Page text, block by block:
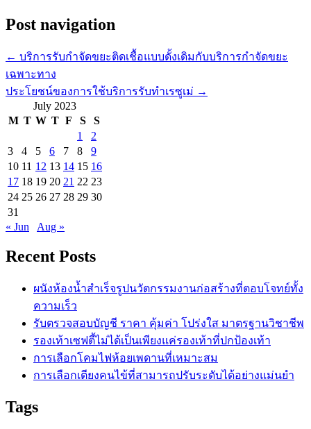
Post navigation
← บริการรับกำจัดขยะติดเชื้อแบบดั้งเดิมกับบริการกำจัดขยะ
เฉพาะทาง
ประโยชน์ของการใช้บริการรับทำเรซูเม่ →
July 2023
M T W T F S
S
1
2
3
4 5 6 7 8
9
10 11 12 13 14 15 16
17 18 19 20 21 22 23
24 25 26 27 28 29 30
31
« Jun
Aug »
Recent Posts
ผนังห้องน้ำสำเร็จรูปนวัตกรรมงานก่อสร้างที่ตอบโจทย์ทั้ง
ความเร็ว
รับตรวจสอบบัญชี ราคา คุ้มค่า โปร่งใส มาตรฐานวิชาชีพ
รองเท้าเซฟตี้ไม่ได้เป็นเพียงแค่รองเท้าที่ปกป้องเท้า
การเลือกโคมไฟห้อยเพดานที่เหมาะสม
การเลือกเตียงคนไข้ที่สามารถปรับระดับได้อย่างแม่นยำ
Tags